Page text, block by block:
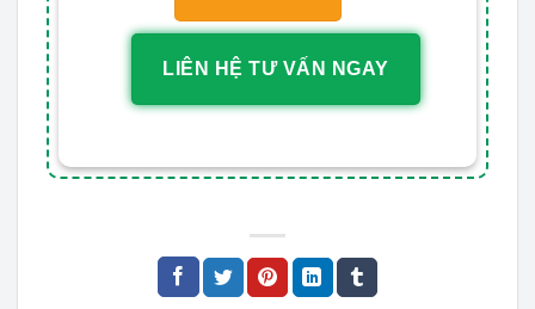
LIÊN HỆ TƯ VẤN NGAY